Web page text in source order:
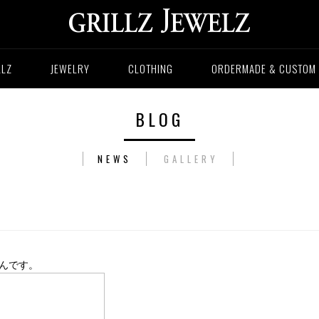
JEWELRY CLOTHING ORDERMADE & CUSTOM
BLOG
NEWS GALLERY
です。